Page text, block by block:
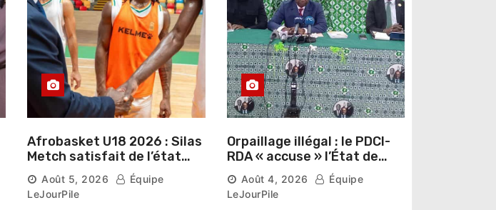
Afrobasket U18 2026 : Silas
Metch satisfait de l’état
des infrastructures et
ambitieux pour les
Éléphants
Août 5, 2026
Équipe
LeJourPile
Orpaillage illégal : le PDCI-
RDA « accuse » l’État de
laisser prospérer un «
désastre national »
Août 4, 2026
Équipe
LeJourPile